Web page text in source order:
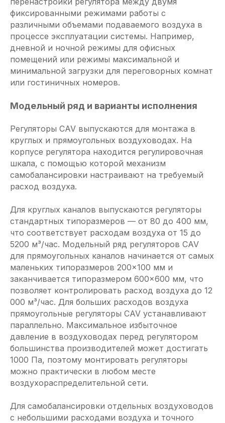
фиксированными режимами работы с
различными объемами подаваемого воздуха в
процессе эксплуатации системы. Например,
дневной и ночной режимы для офисных
помещений или режимы максимальной и
минимальной загрузки для переговорных комнат
или гостиничных номеров.
Модельный ряд и варианты исполнения
Регуляторы CAV выпускаются для монтажа в
круглых и прямоугольных воздуховодах. На
корпусе регулятора находится регулировочная
шкала, с помощью которой механизм
самобалансировки настраивают на требуемый
расход воздуха.
Для круглых каналов выпускаются регуляторы
стандартных типоразмеров — от 80 до 400 мм,
что соответствует расходам воздуха от 15 до
5200 м³/час. Модельный ряд регуляторов CAV
для прямоугольных каналов начинается от самых
маленьких типоразмеров 200×100 мм и
заканчивается типоразмером 600×600 мм, что
позволяет контролировать расход воздуха до 12
000 м³/час. Для больших расходов воздуха
прямоугольные регуляторы CAV устанавливают
параллельно. Максимальное избыточное
давление в воздуховодах перед регулятором
большинства производителей может достигать
1000 Па, поэтому монтировать регуляторы
можно практически в любом месте
воздухораспределительной сети.
Для самобалансировки отдельных воздуховодов
с небольшими расходами воздуха и точного